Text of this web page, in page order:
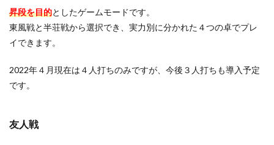
昇段を目的としたゲームモードです。
東風戦と半荘戦から選択でき、実力別に分かれた４つの卓でプレ
イできます。
2022年４月現在は４人打ちのみですが、今後３人打ちも導入予定
です。
友人戦